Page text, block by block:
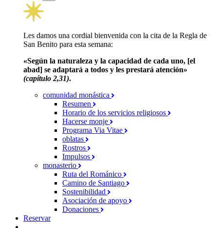
Les damos una cordial bienvenida con la cita de la Regla de
San Benito para esta semana:
«Según la naturaleza y la capacidad de cada uno, [el
abad] se adaptará a todos y les prestará atención»
(capítulo 2,31).
comunidad monástica
Resumen
Horario de los servicios religiosos
Hacerse monje
Programa Via Vitae
oblatas
Rostros
Impulsos
monasterio
Ruta del Románico
Camino de Santiago
Sostenibilidad
Asociación de apoyo
Donaciones
Reservar